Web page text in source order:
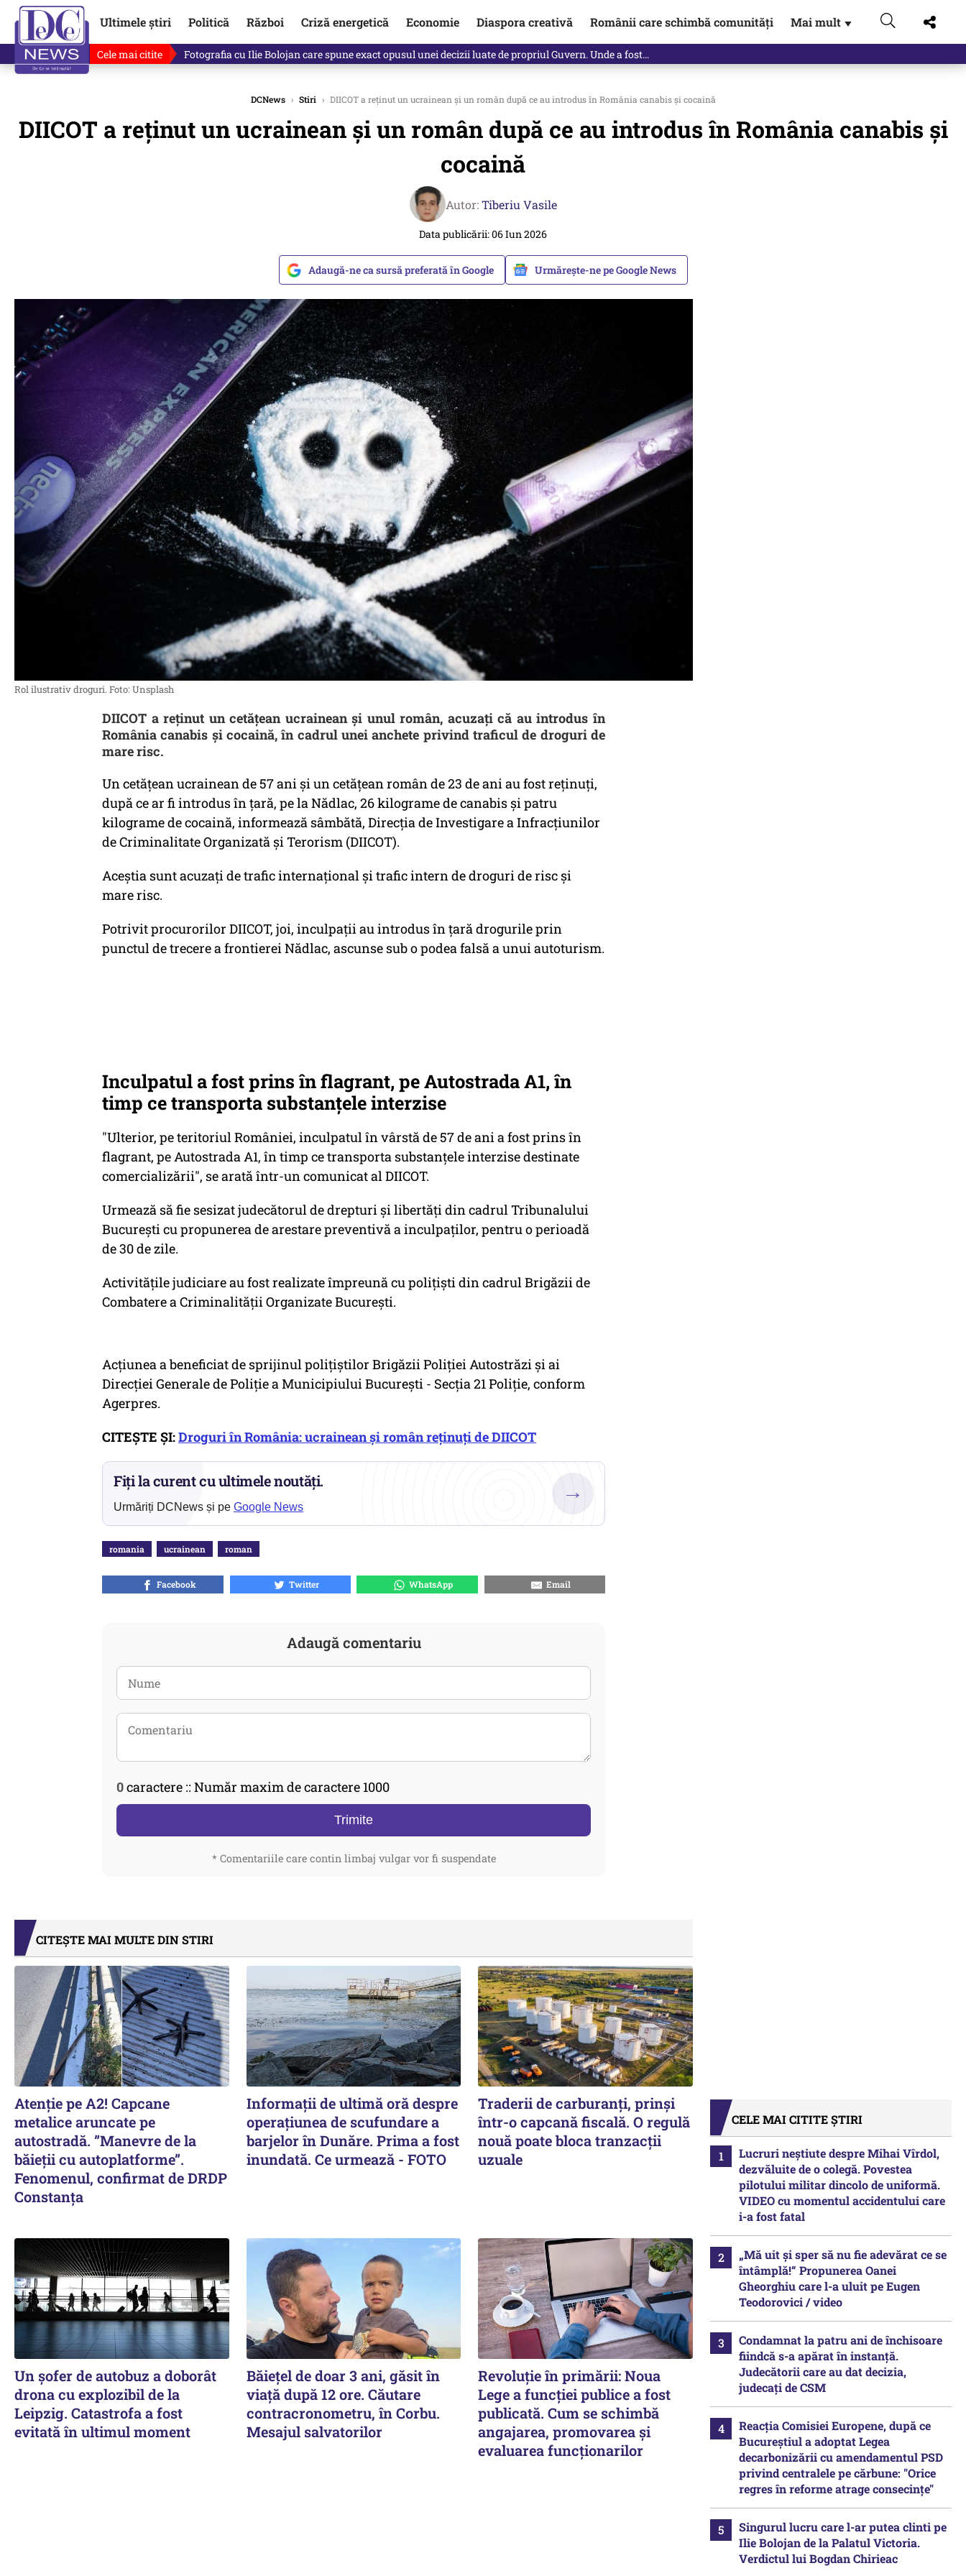
Ultimele știri Politică Război Criză energetică Economie Diaspora creativă Românii care schimbă comunități Mai mult ▼
Cele mai citite Lucruri neștiute despre Mihai Vîrdol, dezvăluite de o colegă. Povestea pilotului militar dincolo de…
DCNews › Stiri › DIICOT a reținut un ucrainean și un român după ce au introdus în România canabis şi cocaină
DIICOT a reținut un ucrainean și un român după ce au introdus în România canabis şi
cocaină
Autor:Tiberiu Vasile
Data publicării: 06 Iun 2026
Adaugă-ne ca sursă preferată în Google Urmărește-ne pe Google News
Rol ilustrativ droguri. Foto: Unsplash
DIICOT a reținut un cetățean ucrainean și unul român, acuzați că au introdus în
România canabis și cocaină, în cadrul unei anchete privind traficul de droguri de
mare risc.
Un cetăţean ucrainean de 57 ani şi un cetăţean român de 23 de ani au fost reţinuţi,
după ce ar fi introdus în ţară, pe la Nădlac, 26 kilograme de canabis şi patru
kilograme de cocaină, informează sâmbătă, Direcţia de Investigare a Infracţiunilor
de Criminalitate Organizată şi Terorism (DIICOT).
Aceştia sunt acuzaţi de trafic internaţional şi trafic intern de droguri de risc şi
mare risc.
Potrivit procurorilor DIICOT, joi, inculpaţii au introdus în ţară drogurile prin
punctul de trecere a frontierei Nădlac, ascunse sub o podea falsă a unui autoturism.
Inculpatul a fost prins în flagrant, pe Autostrada A1, în
timp ce transporta substanţele interzise
"Ulterior, pe teritoriul României, inculpatul în vârstă de 57 de ani a fost prins în
flagrant, pe Autostrada A1, în timp ce transporta substanţele interzise destinate
comercializării", se arată într-un comunicat al DIICOT.
Urmează să fie sesizat judecătorul de drepturi şi libertăţi din cadrul Tribunalului
Bucureşti cu propunerea de arestare preventivă a inculpaţilor, pentru o perioadă
de 30 de zile.
Activităţile judiciare au fost realizate împreună cu poliţişti din cadrul Brigăzii de
Combatere a Criminalităţii Organizate Bucureşti.
Acţiunea a beneficiat de sprijinul poliţiştilor Brigăzii Poliţiei Autostrăzi şi ai
Direcţiei Generale de Poliţie a Municipiului Bucureşti - Secţia 21 Poliţie, conform
Agerpres.
CITEȘTE ȘI:Droguri în România: ucrainean și român reținuți de DIICOT
Fiți la curent cu ultimele noutăți.
Urmăriți DCNews și pe Google News
→
romania ucrainean roman
Facebook Twitter WhatsApp Email
Adaugă comentariu
0caractere :: Număr maxim de caractere 1000
Trimite
* Comentariile care contin limbaj vulgar vor fi suspendate
CITEȘTE MAI MULTE DIN STIRI
Atenție pe A2! Capcane
metalice aruncate pe
autostradă. ”Manevre de la
băieții cu autoplatforme”.
Fenomenul, confirmat de DRDP
Constanța
Informații de ultimă oră despre
operațiunea de scufundare a
barjelor în Dunăre. Prima a fost
inundată. Ce urmează - FOTO
Traderii de carburanți, prinși
într-o capcană fiscală. O regulă
nouă poate bloca tranzacții
uzuale
Un șofer de autobuz a doborât
drona cu explozibil de la
Leipzig. Catastrofa a fost
evitată în ultimul moment
Băiețel de doar 3 ani, găsit în
viață după 12 ore. Căutare
contracronometru, în Corbu.
Mesajul salvatorilor
Revoluție în primării: Noua
Lege a funcției publice a fost
publicată. Cum se schimbă
angajarea, promovarea și
evaluarea funcționarilor
CELE MAI CITITE ȘTIRI
Lucruri neștiute despre Mihai Vîrdol,
dezvăluite de o colegă. Povestea
pilotului militar dincolo de uniformă.
VIDEO cu momentul accidentului care
i-a fost fatal
„Mă uit și sper să nu fie adevărat ce se
întâmplă!“ Propunerea Oanei
Gheorghiu care l-a uluit pe Eugen
Teodorovici / video
Condamnat la patru ani de închisoare
fiindcă s-a apărat în instanță.
Judecătorii care au dat decizia,
judecați de CSM
Reacția Comisiei Europene, după ce
Bucureștiul a adoptat Legea
decarbonizării cu amendamentul PSD
privind centralele pe cărbune: "Orice
regres în reforme atrage consecințe"
Singurul lucru care l-ar putea clinti pe
Ilie Bolojan de la Palatul Victoria.
Verdictul lui Bogdan Chirieac